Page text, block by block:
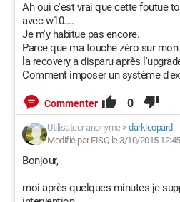
Ah oui c'est vrai que cette foutue
avec w10....
Je m'y habitue pas encore.
Parce que ma touche zéro sur
la recovery a disparu après
Comment imposer un système
Commenter 0
Utilisateur anonyme> darkleopard
Modifié par FISQ le 3/10/2015 12:45
Bonjour,
moi après quelques minutes je